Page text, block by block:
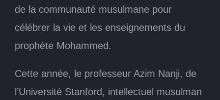
de la communauté musulmane pour
célébrer la vie et les enseignements du
prophète Mohammed.
Cette année, le professeur Azim Nanji, de
l’Université Stanford, intellectuel musulman